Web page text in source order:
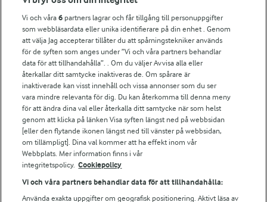
För ägare
Arlas kundportal
Arla.com
Falbygdens Ost
Arla webbshop
Bildbank
Följ oss
Vi och våra6 partners lagrar och får tillgång till personuppgifter
som webbläsardata eller unika identifierare på din enhet . Genom
att välja Jag accepterar tillåter du att spårningstekniker används
för de syften som anges under ”Vi och våra partners behandlar
data för att tillhandahålla”. . Om du väljer Avvisa alla eller
återkallar ditt samtycke inaktiveras de. Om spårare är
inaktiverade kan visst innehåll och vissa annonser som du ser
vara mindre relevanta för dig. Du kan återkomma till denna meny
för att ändra dina val eller återkalla ditt samtycke när som helst
genom att klicka på länken Visa syften längst ned på webbsidan
[eller den flytande ikonen längst ned till vänster på webbsidan,
om tillämpligt]. Dina val kommer att ha effekt inom vår
Webbplats. Mer information finns i vår
integritetspolicy. Cookiepolicy
Vi och våra partners behandlar data för att tillhandahålla:
Använda exakta uppgifter om geografisk positionering. Aktivt läsa av